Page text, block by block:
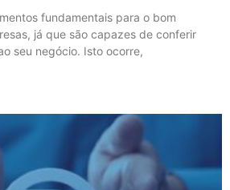
fundamentais para o bom
já que são capazes de conferir
seu negócio. Isto ocorre,